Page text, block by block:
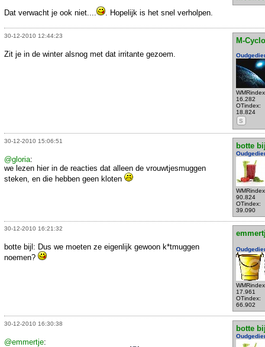
Dat verwacht je ook niet....
. Hopelijk is het snel verholpen.
30-12-2010 12:44:23
M-
16.282
OTindex:
18.824
S
Zit je in de winter alsnog met dat irritante gezoem.
30-12-2010 15:06:51
botte
90.824
OTindex:
39.090
@gloria:
we lezen hier in de reacties dat alleen de vrouwtjesmuggen
steken, en die hebben geen kloten
30-12-2010 16:21:32
17.961
OTindex:
66.902
botte bijl: Dus we moeten ze eigenlijk gewoon k*tmuggen
noemen?
30-12-2010 16:30:38
botte
@emmertje: